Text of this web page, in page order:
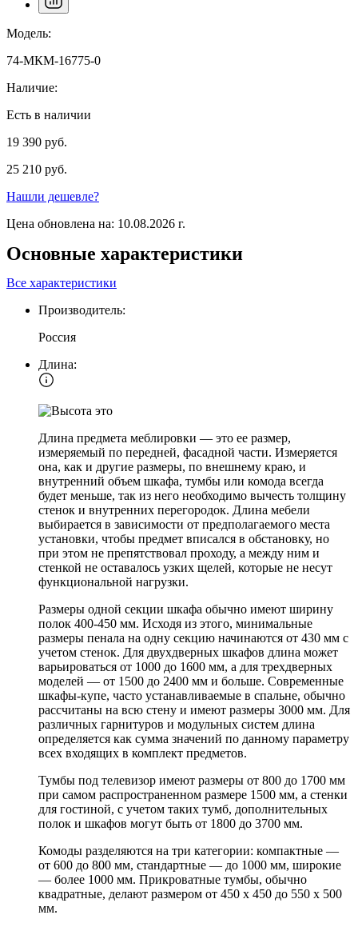
Модель:
74-МКМ-16775-0
Наличие:
Есть в наличии
19 390 руб.
25 210 руб.
Нашли дешевле?
Цена обновлена на: 10.08.2026 г.
Основные характеристики
Все характеристики
Производитель:
Россия
Длина:
Длина предмета меблировки — это ее размер,
измеряемый по передней, фасадной части. Измеряется
она, как и другие размеры, по внешнему краю, и
внутренний объем шкафа, тумбы или комода всегда
будет меньше, так из него необходимо вычесть толщину
стенок и внутренних перегородок. Длина мебели
выбирается в зависимости от предполагаемого места
установки, чтобы предмет вписался в обстановку, но
при этом не препятствовал проходу, а между ним и
стенкой не оставалось узких щелей, которые не несут
функциональной нагрузки.
Размеры одной секции шкафа обычно имеют ширину
полок 400-450 мм. Исходя из этого, минимальные
размеры пенала на одну секцию начинаются от 430 мм с
учетом стенок. Для двухдверных шкафов длина может
варьироваться от 1000 до 1600 мм, а для трехдверных
моделей — от 1500 до 2400 мм и больше. Современные
шкафы-купе, часто устанавливаемые в спальне, обычно
рассчитаны на всю стену и имеют размеры 3000 мм. Для
различных гарнитуров и модульных систем длина
определяется как сумма значений по данному параметру
всех входящих в комплект предметов.
Тумбы под телевизор имеют размеры от 800 до 1700 мм
при самом распространенном размере 1500 мм, а стенки
для гостиной, с учетом таких тумб, дополнительных
полок и шкафов могут быть от 1800 до 3700 мм.
Комоды разделяются на три категории: компактные —
от 600 до 800 мм, стандартные — до 1000 мм, широкие
— более 1000 мм. Прикроватные тумбы, обычно
квадратные, делают размером от 450 х 450 до 550 х 500
мм.